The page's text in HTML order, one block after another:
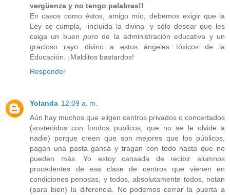
vergüenza y no tengo palabras!!
En casos como éstos, amigo mío, debemos exigir que la
Ley se cumpla, -incluida la divina- y sólo desear que les
caiga un buen puro de la administración educativa y un
gracioso rayo divino a estos ángeles tóxicos de la
Educación. ¡Malditos bastardos!
Responder
Yolanda 12:09 a. m.
Aún hay muchos que eligen centros privados o concertados
(sostenidos con fondos publicos, que no se le olvide a
nadie) porque creen que son mejores que los públicos,
pagan una pasta gansa y tragan con todo hasta que no
pueden más. Yo estoy cansada de recibir alumnos
procedentes de esa clase de centros que vienen en
condiciones penosas, y todos, absolutamente todos, notan
(para bien) la diferencia. No podemos cerrar la puerta a